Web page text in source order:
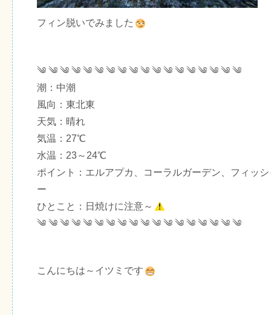
フィン脱いでみました
༄ ༄ ༄ ༄ ༄ ༄ ༄ ༄ ༄ ༄ ༄ ༄ ༄ ༄ ༄ ༄ ༄ ༄
潮：中潮
風向：東北東
天気：晴れ
気温：27℃
水温：23～24℃
ポイント：エルアプカ、コーラルガーデン、フィッ
ー
ひとこと：日焼けに注意～
༄ ༄ ༄ ༄ ༄ ༄ ༄ ༄ ༄ ༄ ༄ ༄ ༄ ༄ ༄ ༄ ༄ ༄
こんにちは～イツミです